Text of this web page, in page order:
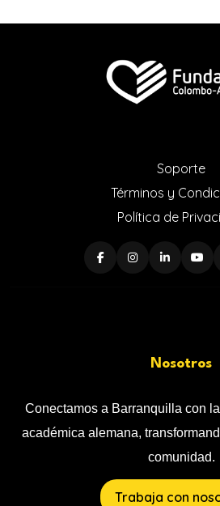
Soporte
Términos y
Política de
Nosotros
Conectamos a Barranquilla con
académica alemana,
comunidad.
Trabaja con